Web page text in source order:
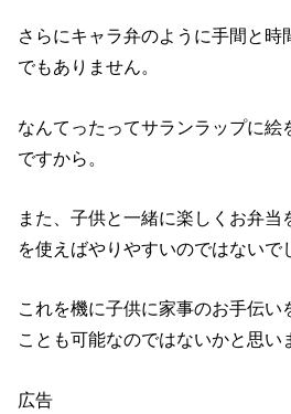
さらにキャラ弁のように手間と時
でもありません。
なんてったってサランラップに絵
ですから。
また、子供と一緒に楽しくお弁当
を使えばやりやすいのではないで
これを機に子供に家事のお手伝い
ことも可能なのではないかと思い
広告